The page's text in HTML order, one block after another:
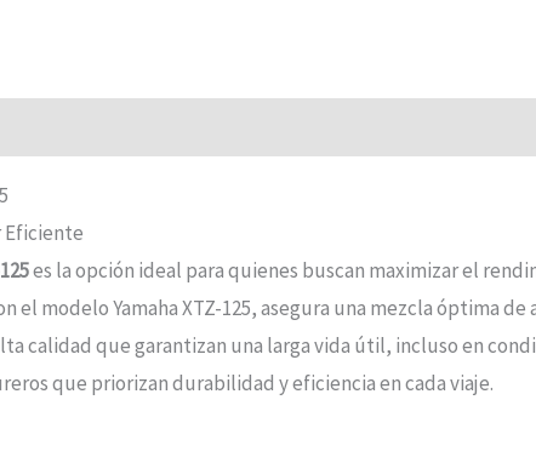
Eficiente
es la opción ideal para quienes buscan maximizar el
modelo Yamaha XTZ-125, asegura una mezcla óptima
calidad que garantizan una larga vida útil, incluso en
que priorizan durabilidad y eficiencia en cada viaje.